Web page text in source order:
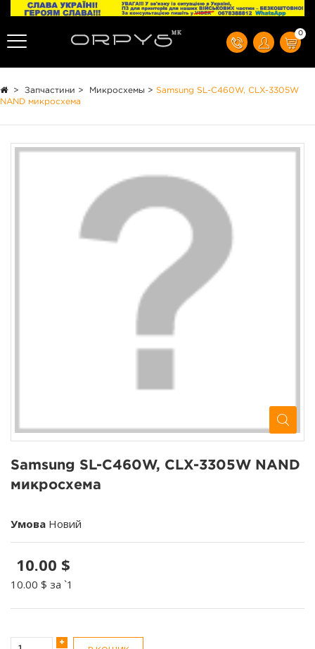
0
> Запчастини > Микросхемы > Samsung SL-C460W, CLX-3305W
NAND микросхема
Samsung SL-C460W, CLX-3305W NAND
микросхема
Умова Новий
10.00 $
10.00 $ за `1